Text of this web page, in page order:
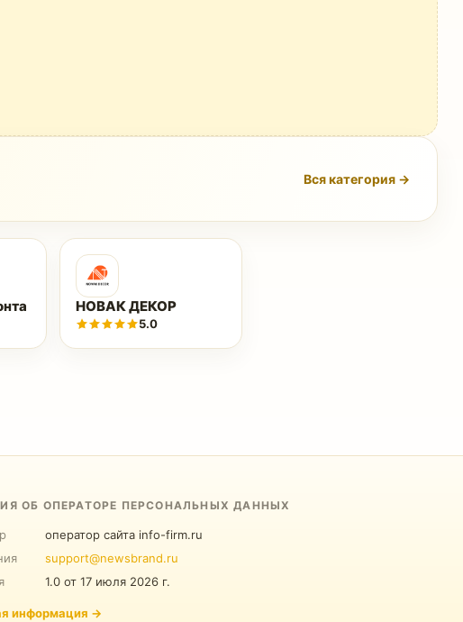
Вся категория →
НОВАК ДЕКОР
5.0
ОБ ОПЕРАТОРЕ ПЕРСОНАЛЬНЫХ ДАННЫХ
оператор сайта info-firm.ru
support@newsbrand.ru
1.0 от17 июля 2026 г.
информация →